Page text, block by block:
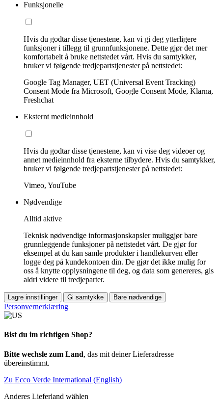
Funksjonelle
Hvis du godtar disse tjenestene, kan vi gi deg ytterligere
funksjoner i tillegg til grunnfunksjonene. Dette gjør det mer
komfortabelt å bruke nettstedet vårt. Hvis du samtykker,
bruker vi følgende tredjepartstjenester på nettstedet:
Google Tag Manager, UET (Universal Event Tracking)
Consent Mode fra Microsoft, Google Consent Mode, Klarna,
Freshchat
Eksternt medieinnhold
Hvis du godtar disse tjenestene, kan vi vise deg videoer og
annet medieinnhold fra eksterne tilbydere. Hvis du samtykker,
bruker vi følgende tredjepartstjenester på nettstedet:
Vimeo, YouTube
Nødvendige
Alltid aktive
Teknisk nødvendige informasjonskapsler muliggjør bare
grunnleggende funksjoner på nettstedet vårt. De gjør for
eksempel at du kan samle produkter i handlekurven eller
logge deg på kundekontoen din. De gjør det ikke mulig for
oss å knytte opplysningene til deg, og data som genereres, gis
aldri videre til tredjeparter.
Lagre innstillinger Gi samtykke Bare nødvendige
Personvernerklæring
Bist du im richtigen Shop?
Bitte wechsle zum Land, das mit deiner Lieferadresse
übereinstimmt.
Zu Ecco Verde International (English)
Anderes Lieferland wählen